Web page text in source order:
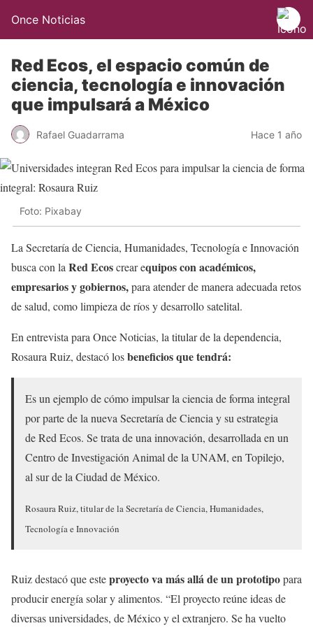
Once Noticias
Red Ecos, el espacio común de
ciencia, tecnología e innovación
que impulsará a México
Rafael Guadarrama Hace 1 año
Foto: Pixabay
La Secretaría de Ciencia, Humanidades, Tecnología e Innovación
busca con la Red Ecoscrear equipos con académicos,
empresarios y gobiernos,para atender de manera adecuada retos
de salud, como limpieza de ríos y desarrollo satelital.
En entrevista para Once Noticias, la titular de la dependencia,
Rosaura Ruiz, destacó losbeneficios que tendrá:
Es un ejemplo de cómo impulsar la ciencia de forma integral
por parte de la nueva Secretaría de Ciencia y su estrategia
de Red Ecos. Se trata de una innovación, desarrollada en un
Centro de Investigación Animal de la UNAM, en Topilejo,
al sur de la Ciudad de México.
Rosaura Ruiz, titular de la Secretaría de Ciencia, Humanidades,
Tecnología e Innovación
Ruiz destacó que esteproyecto va más allá de un prototipopara
producir energía solar y alimentos. “El proyecto reúne ideas de
diversas universidades, de México y el extranjero. Se ha vuelto